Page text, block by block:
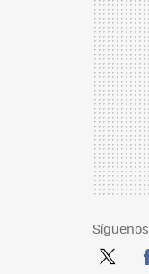
Síguenos